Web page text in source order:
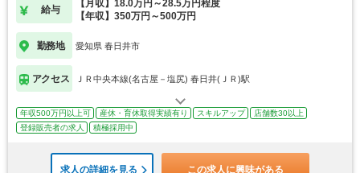
給与
【月収】18.0万円～28.5万円程度
【年収】350万円～500万円
勤務地 愛知県 春日井市
アクセス ＪＲ中央本線(名古屋－塩尻) 春日井(ＪＲ)駅
年収500万円以上可 産休・育休取得実績有り スキルアップ
店舗数30以上
登録販売者の求人
積極採用中
求人の詳細を見る この求人に興味がある